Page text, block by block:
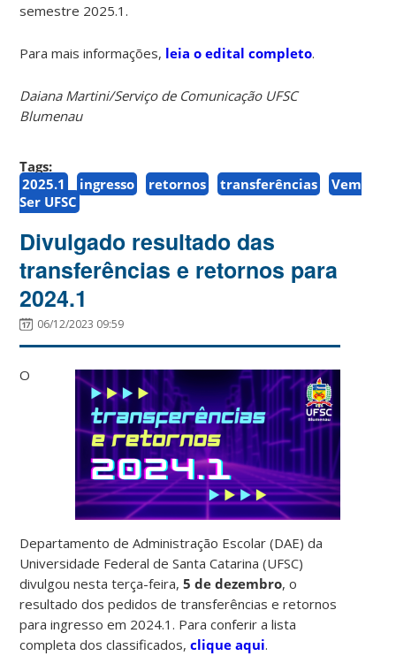
semestre 2025.1.
Para mais informações, leia o edital completo.
Daiana Martini/Serviço de Comunicação UFSC
Blumenau
Tags:
2025.1
ingresso retornos transferências
Vem
Ser UFSC
Divulgado resultado das
transferências e retornos para
2024.1
06/12/2023 09:59
O
Departamento de Administração Escolar (DAE) da
Universidade Federal de Santa Catarina (UFSC)
divulgou nesta terça-feira,5 de dezembro, o
resultado dos pedidos de transferências e retornos
para ingresso em 2024.1. Para conferir a lista
completa dos classificados,clique aqui.